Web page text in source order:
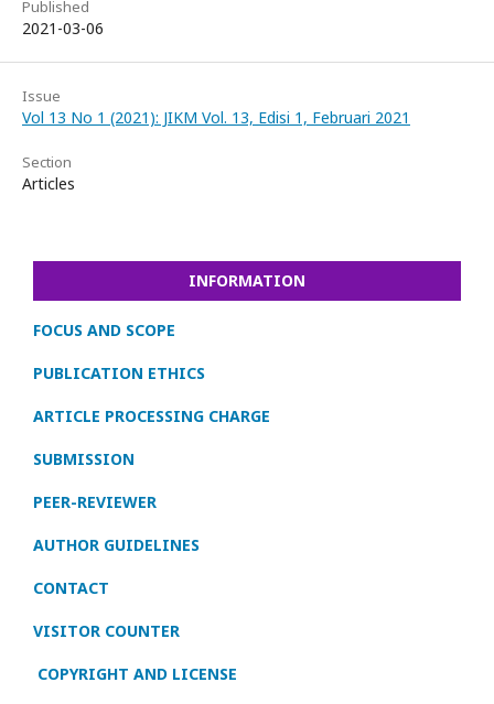
Published
2021-03-06
Issue
Vol 13 No 1 (2021): JIKM Vol. 13, Edisi 1, Februari 2021
Section
Articles
INFORMATION
FOCUS AND SCOPE
PUBLICATION ETHICS
ARTICLE PROCESSING CHARGE
SUBMISSION
PEER-REVIEWER
AUTHOR GUIDELINES
CONTACT
VISITOR COUNTER
COPYRIGHT AND LICENSE